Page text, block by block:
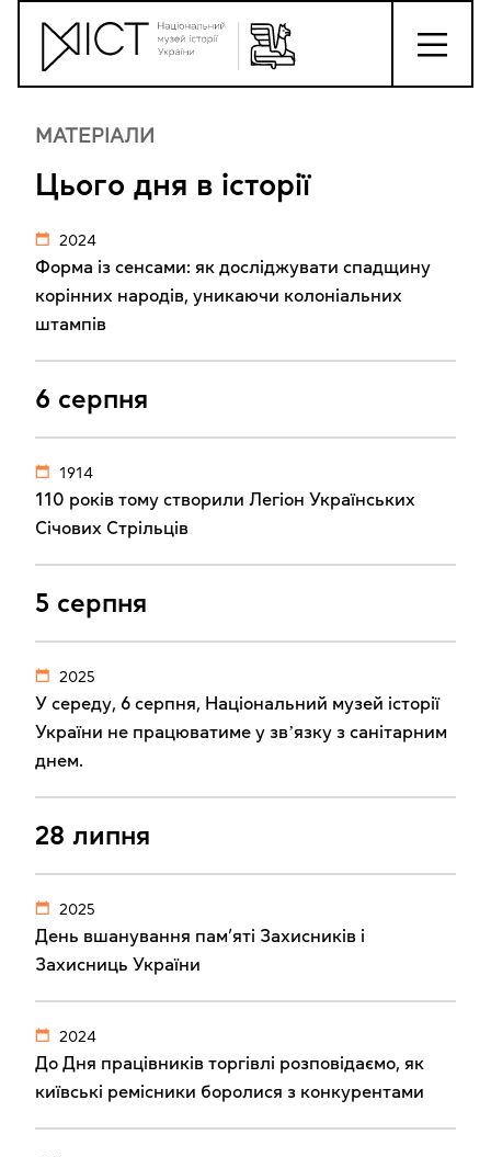
МАТЕРІАЛИ
Цього дня в історії
2024
Форма із сенсами: як досліджувати спадщину
корінних народів, уникаючи колоніальних
штампів
6 серпня
1914
110 років тому створили Легіон Українських
Січових Стрільців
5 серпня
2025
У середу, 6 серпня, Національний музей історії
України не працюватиме у звʼязку з санітарним
днем.
28 липня
2025
День вшанування пам’яті Захисників і
Захисниць України
2024
До Дня працівників торгівлі розповідаємо, як
київські ремісники боролися з конкурентами